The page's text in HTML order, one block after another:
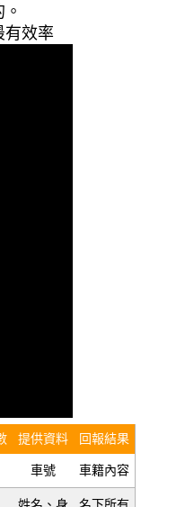
最有效率
提供資料
車號
回報結果
車籍內容
姓名、身
名下所有